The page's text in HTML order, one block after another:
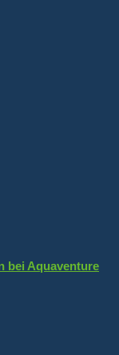
bei Aquaventure